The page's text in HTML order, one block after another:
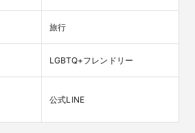
旅行
LGBTQ+フレンドリー
公式LINE